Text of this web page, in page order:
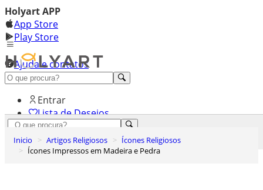
Holyart APP
App Store
Play Store
Ajuda e contatos
Conheça premium
Entrar
Lista de Desejos
Carrinho de Compras
Inicio Artigos Religiosos
Ícones Religiosos
Ícones Impressos em Madeira e Pedra